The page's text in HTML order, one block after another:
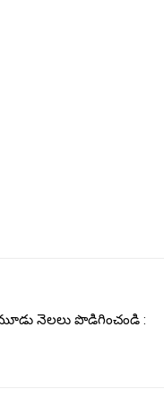
నెలలు పొడిగించండి :